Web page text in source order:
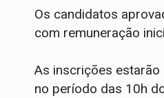
Os candidatos
com remuneração
As inscrições estarão
no período das 10h